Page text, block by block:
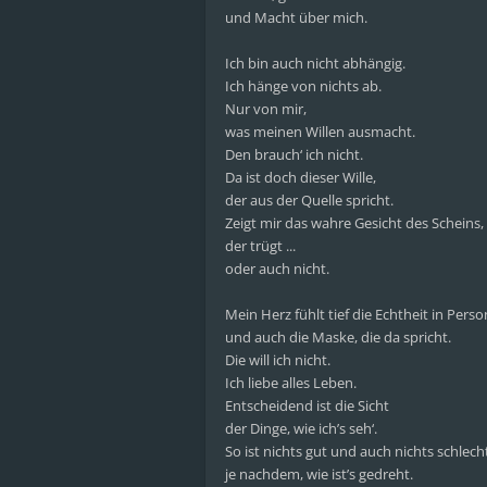
und Macht über mich.
Ich bin auch nicht abhängig.
Ich hänge von nichts ab.
Nur von mir,
was meinen Willen ausmacht.
Den brauch‘ ich nicht.
Da ist doch dieser Wille,
der aus der Quelle spricht.
Zeigt mir das wahre Gesicht des Scheins,
der trügt ...
oder auch nicht.
Mein Herz fühlt tief die Echtheit in
und auch die Maske, die da spricht.
Die will ich nicht.
Ich liebe alles Leben.
Entscheidend ist die Sicht
der Dinge, wie ich’s seh‘.
So ist nichts gut und auch nichts
je nachdem, wie ist’s gedreht.